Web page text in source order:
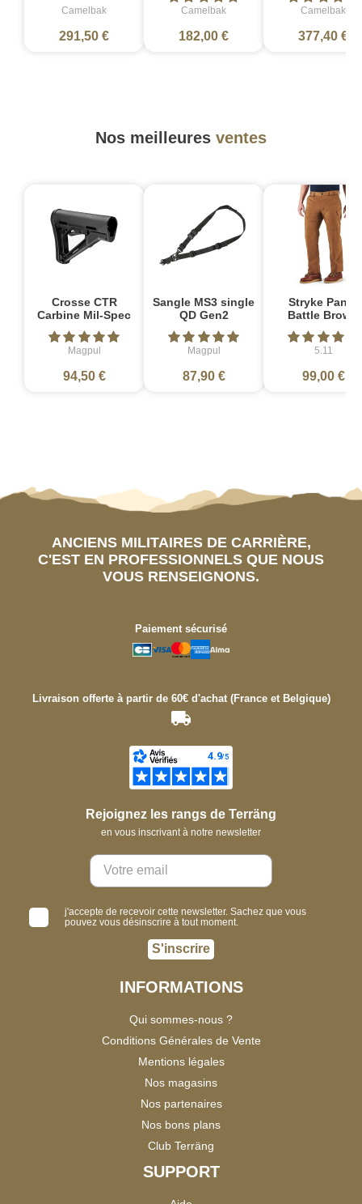
Camelbak
291,50 €
Camelbak
182,00 €
Camelbak
377,40 €
Nos meilleures ventes
Crosse CTR
Carbine Mil-Spec
Magpul
94,50 €
Sangle MS3 single
QD Gen2
Magpul
87,90 €
Stryke Pant -
Battle Brown
5.11
99,00 €
ANCIENS MILITAIRES DE CARRIÈRE,
C'EST EN PROFESSIONNELS QUE NOUS
VOUS RENSEIGNONS.
Paiement sécurisé
Livraison offerte à partir de 60€ d'achat (France et Belgique)
Rejoignez les rangs de Terräng
en vous inscrivant à notre newsletter
j'accepte de recevoir cette newsletter. Sachez que vous
pouvez vous désinscrire à tout moment.
S'inscrire
INFORMATIONS
Qui sommes-nous ?
Conditions Générales de Vente
Mentions légales
Nos magasins
Nos partenaires
Nos bons plans
Club Terräng
SUPPORT